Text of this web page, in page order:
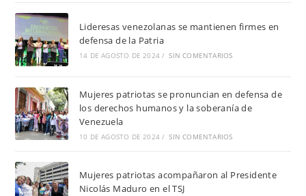
Lideresas venezolanas se mantienen firmes en
defensa de la Patria
14 DE AGOSTO DE 2024 / SIN COMENTARIOS
Mujeres patriotas se pronuncian en defensa de
los derechos humanos y la soberanía de
Venezuela
10 DE AGOSTO DE 2024 / SIN COMENTARIOS
Mujeres patriotas acompañaron al Presidente
Nicolás Maduro en el TSJ